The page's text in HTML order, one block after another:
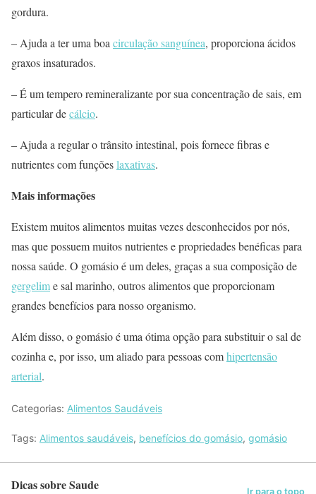
gordura.
– Ajuda a ter uma boa circulação sanguínea, proporciona ácidos
graxos insaturados.
– É um tempero remineralizante por sua concentração de sais, em
particular decálcio.
– Ajuda a regular o trânsito intestinal, pois fornece fibras e
nutrientes com funçõeslaxativas.
Mais informações
Existem muitos alimentos muitas vezes desconhecidos por nós,
mas que possuem muitos nutrientes e propriedades benéficas para
nossa saúde. O gomásio é um deles, graças a sua composição de
gergelime sal marinho, outros alimentos que proporcionam
grandes benefícios para nosso organismo.
Além disso, o gomásio é uma ótima opção para substituir o sal de
cozinha e, por isso, um aliado para pessoas comhipertensão
arterial.
Categorias: Alimentos Saudáveis
Tags: Alimentos saudáveis, benefícios do gomásio, gomásio
Dicas sobre Saude Ir para o topo